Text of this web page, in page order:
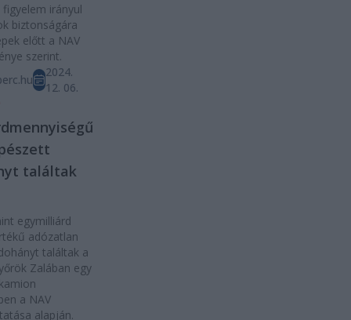
figyelem irányul
biztonságára
előtt a NAV
szerint.
2024.
12. 06.
találtak
egymilliárd
adózatlan
találtak a
Zalában egy
a NAV
alapján.